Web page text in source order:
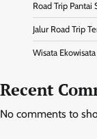
Road Trip Pantai
Jalur Road Trip
Wisata
Recent
No comments to